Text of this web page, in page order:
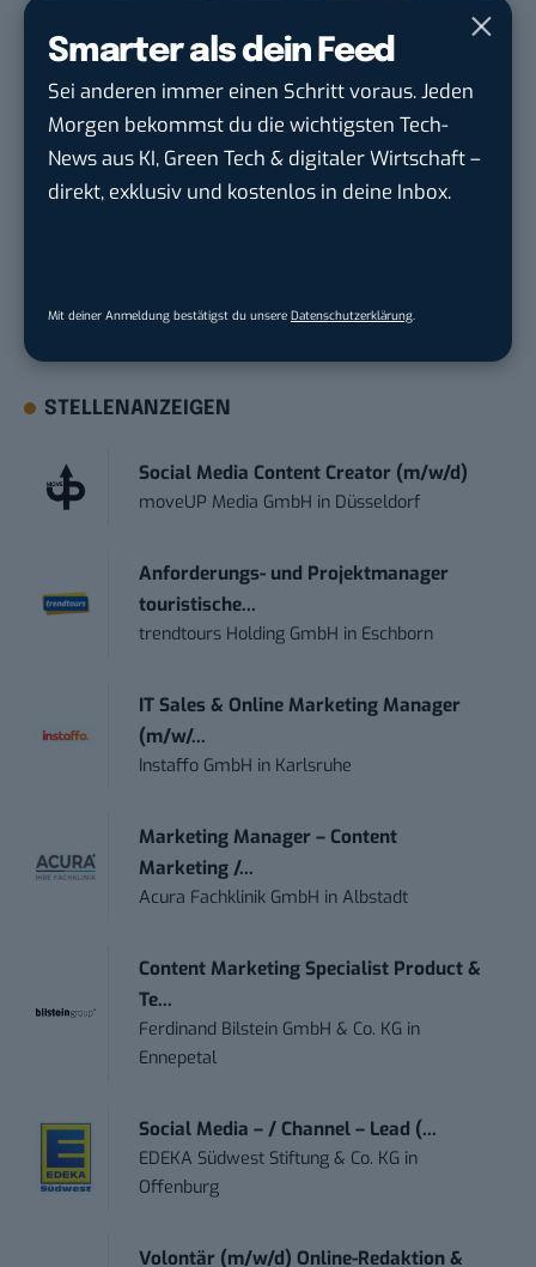
Smarter als dein Feed
Sei anderen immer einen Schritt voraus. Jeden
Morgen bekommst du die wichtigsten Tech-
News aus KI, Green Tech & digitaler Wirtschaft –
direkt, exklusiv und kostenlos in deine Inbox.
Mit deiner Anmeldung bestätigst du unsere Datenschutzerklärung
Du möchtest nicht abgehängt werden, wenn es um
KI, Green Tech und die Tech-Themen von Morgen
geht? Über 12.000 smarte Leser bekommen jeden
damit ihren Vorsprung.
Hier kannst du dich
kostenlos anmelden.
STELLENANZEIGEN
Social Media Content Creator (m/w/d)
moveUP Media GmbH in Düsseldorf
Anforderungs- und Projektmanager
touristische...
trendtours Holding GmbH in Eschborn
IT Sales & Online Marketing Manager
(m/w/...
Instaffo GmbH in Karlsruhe
Marketing Manager – Content
Marketing /...
Acura Fachklinik GmbH inAlbstadt
Content Marketing Specialist Product &
Te...
Ferdinand Bilstein GmbH & Co. KG in
Ennepetal
Social Media – / Channel – Lead (...
EDEKA Südwest Stiftung & Co. KG in
Offenburg
Volontär (m/w/d) Online-Redaktion &